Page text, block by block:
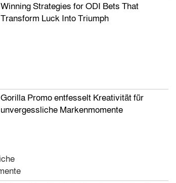
Winning Strategies for ODI Bets That
Transform Luck Into Triumph
Gorilla Promo entfesselt Kreativität für
unvergessliche Markenmomente